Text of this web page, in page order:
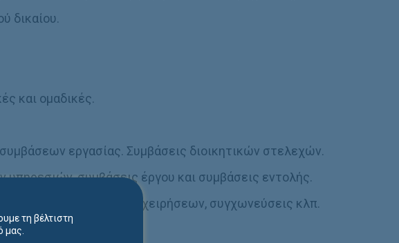
δικαίου.
και ομαδικές.
εργασίας. Συμβάσεις διοικητικών στελεχών.
συμβάσεις έργου και συμβάσεις εντολής.
σε μεταβιβάσεις επιχειρήσεων, συγχωνεύσεις κλπ.
τη βέλτιστη
μας.